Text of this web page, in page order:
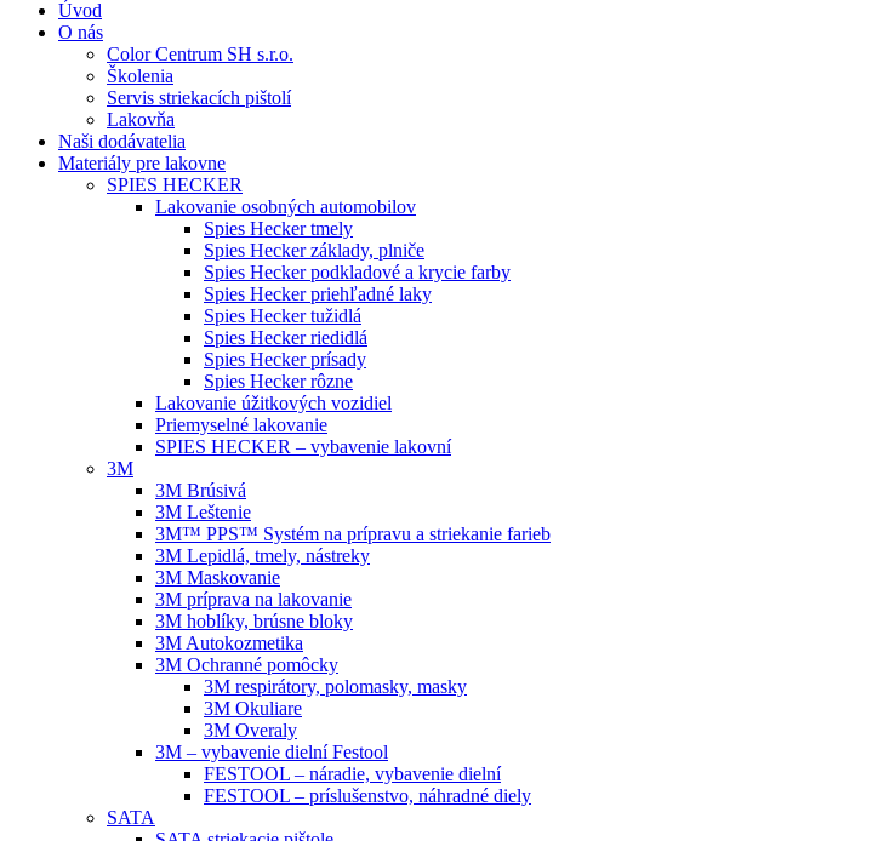
Úvod
O nás
Color Centrum SH s.r.o.
Školenia
Servis striekacích pištolí
Lakovňa
Naši dodávatelia
Materiály pre lakovne
SPIES HECKER
Lakovanie osobných automobilov
Spies Hecker tmely
Spies Hecker základy, plniče
Spies Hecker podkladové a krycie farby
Spies Hecker priehľadné laky
Spies Hecker tužidlá
Spies Hecker riedidlá
Spies Hecker prísady
Spies Hecker rôzne
Lakovanie úžitkových vozidiel
Priemyselné lakovanie
SPIES HECKER – vybavenie lakovní
3M
3M Brúsivá
3M Leštenie
3M™ PPS™ Systém na prípravu a striekanie farieb
3M Lepidlá, tmely, nástreky
3M Maskovanie
3M príprava na lakovanie
3M hoblíky, brúsne bloky
3M Autokozmetika
3M Ochranné pomôcky
3M respirátory, polomasky, masky
3M Okuliare
3M Overaly
3M – vybavenie dielní Festool
FESTOOL – náradie, vybavenie dielní
FESTOOL – príslušenstvo, náhradné diely
SATA